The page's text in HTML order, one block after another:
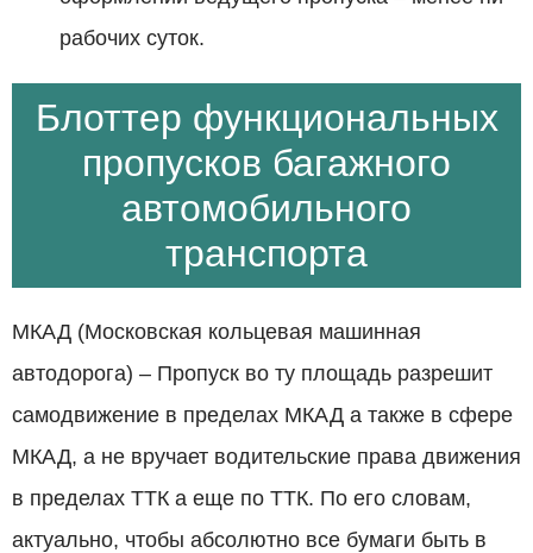
рабочих суток.
Блоттер функциональных
пропусков багажного
автомобильного
транспорта
МКАД (Московская кольцевая машинная
автодорога) – Пропуск во ту площадь разрешит
самодвижение в пределах МКАД а также в сфере
МКАД, а не вручает водительские права движения
в пределах ТТК а еще по ТТК. По его словам,
актуально, чтобы абсолютно все бумаги быть в